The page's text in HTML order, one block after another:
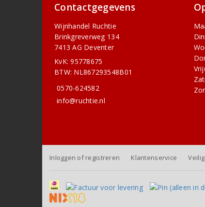
Contactgegevens
Wijnhandel Ruchtie
Brinkgreverweg 134
7413 AG Deventer
KvK: 95778675
BTW: NL867293548B01
0570-624582
info@ruchtie.nl
Inloggen of registreren Klantenservice